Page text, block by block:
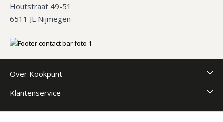
Houtstraat 49-51
6511 JL Nijmegen
Over Kookpunt
Klantenservice